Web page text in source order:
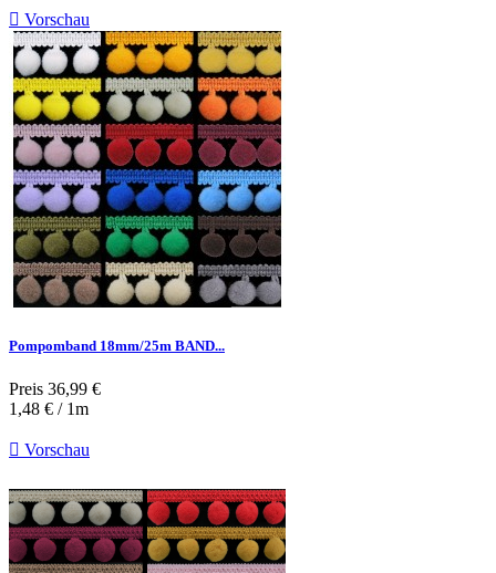
 Vorschau
Pompomband 18mm/25m BAND...
Preis 36,99 €
1,48 € / 1m
 Vorschau